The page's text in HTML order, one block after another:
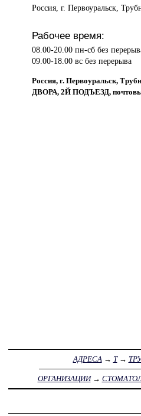
Россия, г. Первоуральск,
Рабочее время:
08.00-20.00 пн-сб без
09.00-18.00 вс без перерыва
Россия, г. Первоуральск,
ДВОРА, 2Й ПОДЪЕЗД,
АДРЕСА→ Т→
ОРГАНИЗАЦИИ→